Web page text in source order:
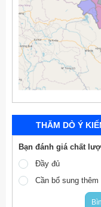
THĂM DÒ Ý
Bạn đánh giá chất
Đầy đủ
Cần bổ sung thêm